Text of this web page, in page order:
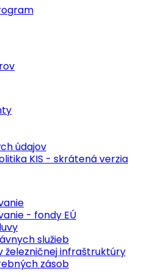
údajov
KIS - skrátená verzia
- fondy EÚ
služieb
železničnej infraštruktúry
zásob